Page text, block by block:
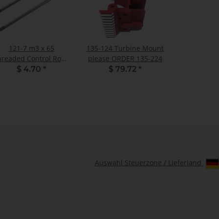
121-7 m3 x 65
Control Rod -
Pack of 2
$ 4.70 *
135-124 Turbine Mount
please ORDER 135-224
$ 79.72 *
Auswahl Steuerzone / Lieferland